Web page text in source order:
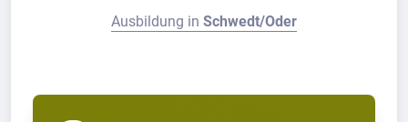
Ausbildung in Schwedt/Oder